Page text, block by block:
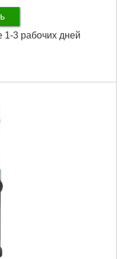
1-3 рабочих дней
мм